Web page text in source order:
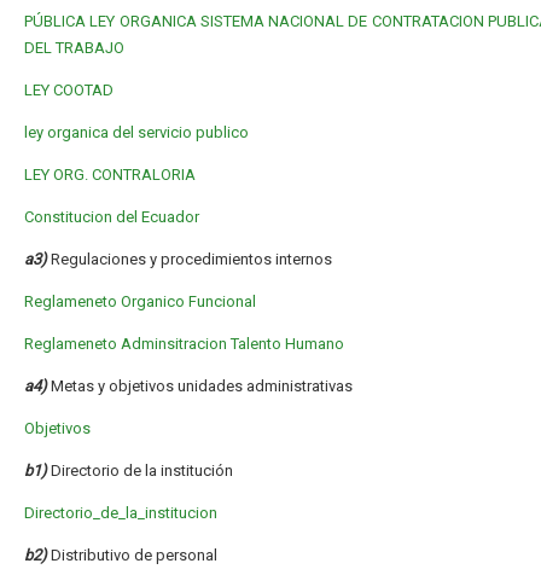
PÚBLICA LEY ORGANICA SISTEMA NACIONAL DE CONTRATACION
DEL TRABAJO
LEY COOTAD
ley organica del servicio publico
LEY ORG. CONTRALORIA
Constitucion del Ecuador
a3)Regulaciones y procedimientos internos
Reglameneto Organico Funcional
Reglameneto Adminsitracion Talento Humano
a4)Metas y objetivos unidades administrativas
Objetivos
b1)Directorio de la institución
Directorio_de_la_institucion
b2)Distributivo de personal